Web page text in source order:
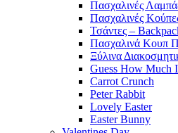
Πασχαλινές
Πασχαλινές
Τσάντες –
Πασχαλινά Κουπ
Ξύλινα
Guess How Much
Carrot Crunch
Peter Rabbit
Lovely Easter
Easter Bunny